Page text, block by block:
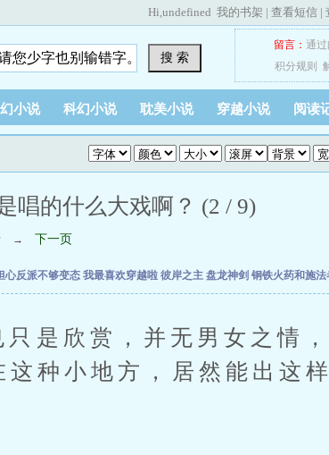
Hi,undefined 我的书架 | 查看短信 |
搜 索
留言： 通
积分规则
小说 科幻小说 耽美小说 穿越小说 阅读
唱的什么大戏啊？ (2 / 9)
→ 下一页
心反派不够变态 我最喜欢穿越啦 彼岸之主 盘龙神剑 钢铁火药和施法
欣赏，并无男女之情，
种小地方，居然能出这